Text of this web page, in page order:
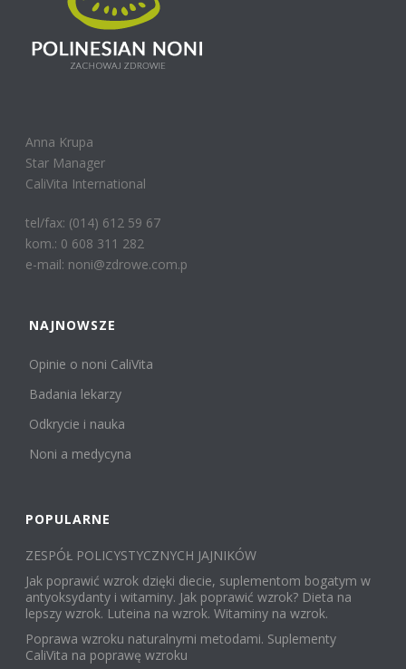
Anna Krupa
Star Manager
CaliVita International
tel/fax: (014) 612 59 67
kom.: 0 608 311 282
e-mail: noni@zdrowe.com.p
NAJNOWSZE
Opinie o noni CaliVita
Badania lekarzy
Odkrycie i nauka
Noni a medycyna
POPULARNE
ZESPÓŁ POLICYSTYCZNYCH JAJNIKÓW
Jak poprawić wzrok dzięki diecie, suplementom bogatym w
antyoksydanty i witaminy. Jak poprawić wzrok? Dieta na
lepszy wzrok. Luteina na wzrok. Witaminy na wzrok.
Poprawa wzroku naturalnymi metodami. Suplementy
CaliVita na poprawę wzroku